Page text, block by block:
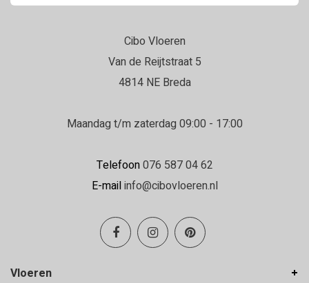
Cibo Vloeren
Van de Reijtstraat 5
4814 NE Breda
Maandag t/m zaterdag 09:00 - 17:00
Telefoon076 587 04 62
E-mailinfo@cibovloeren.nl
Vloeren